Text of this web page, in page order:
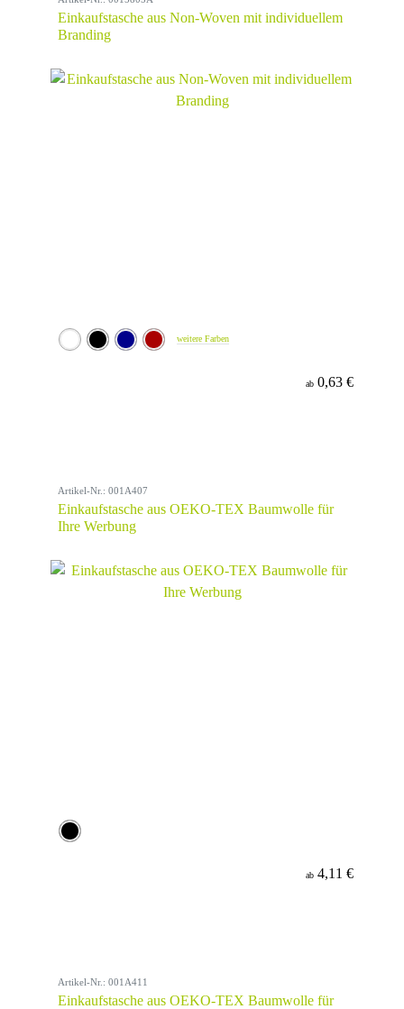
Einkaufstasche aus Non-Woven mit individuellem
Branding
weitere Farben
ab 0,63 €
Artikel-Nr.: 001A407
Einkaufstasche aus OEKO-TEX Baumwolle für
Ihre Werbung
ab 4,11 €
Artikel-Nr.: 001A411
Einkaufstasche aus OEKO-TEX Baumwolle für